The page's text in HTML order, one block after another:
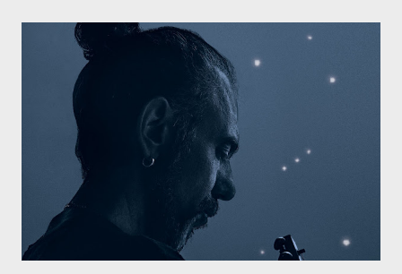
La canzone racconta la difficoltà di creare, e perfino di esistere,
sotto il peso della realtà. Ma lo fa cercando una via d’uscita, una
forma di assoluzione, nel vivere e nel suonare, nel trovare respiro
anche quando l’aria sembra farsi più densa. Il brano è anche una
dichiarazione d’intenti: Cico Messina apre il suo nuovo percorso
artistico con una composizi...